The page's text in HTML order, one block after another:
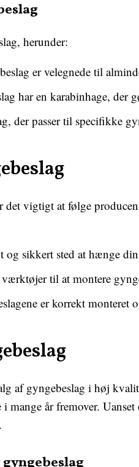
herunder:
er velegnede til
har en karabinhage, der
der passer til specifikke
det vigtigt at følge
og sikkert sted at hænge
til at montere
er korrekt monteret
af gyngebeslag i høj
år fremover.